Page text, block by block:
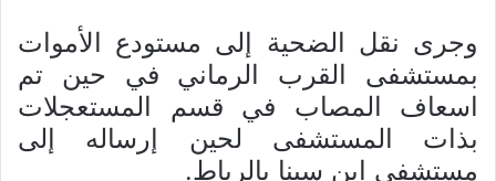
وجرى نقل الضحية إلى مستودع الأموات
بمستشفى القرب الرماني في حين تم
اسعاف المصاب في قسم المستعجلات
بذات المستشفى لحين إرساله إلى
مستشفى ابن سينا بالرباط.